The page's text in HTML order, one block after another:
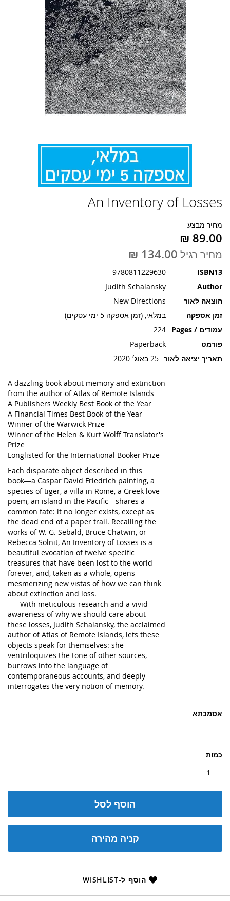
אסמכתא
כמות
הוסף לסל
קניה מהירה
הוסף ל-WISHLIST
An Inventory of Losses
מחיר מבצע
מחיר רגיל
ISBN13
9780811229630
Author
Judith Schalansky
הוצאה לאור
New Directions
זמן אספקה
במלאי, (זמן אספקה 5 ימי עסקים)
עמודים / Pages
224
פורמט
Paperback
תאריך יציאה לאור 25 באוג׳ 2020
A dazzling book about memory and extinction
from the author ofAtlas of Remote Islands
A Publishers Weekly Best Book of the Year
A Financial Times Best Book of the Year
Winner of the Warwick Prize
Winner of the Helen & Kurt Wolff Translator's
Prize
Longlisted for the International Booker Prize
Each disparate object described in this
book―a Caspar David Friedrich painting, a
species of tiger, a villa in Rome, a Greek love
poem, an island in the Pacific―shares a
common fate: it no longer exists, except as
the dead end of a paper trail. Recalling the
works of W. G. Sebald, Bruce Chatwin, or
Rebecca Solnit, An Inventory of Losses is a
beautiful evocation of twelve specific
treasures that have been lost to the world
forever, and, taken as a whole, opens
mesmerizing new vistas of how we can think
about extinction and loss.
With meticulous research and a vivid
awareness of why we should care about
these losses, Judith Schalansky, the acclaimed
author ofAtlas of Remote Islands, lets these
objects speak for themselves: she
ventriloquizes the tone of other sources,
burrows into the language of
contemporaneous accounts, and deeply
interrogates the very notion of memory.
להתחלה
גלריית
תמונות